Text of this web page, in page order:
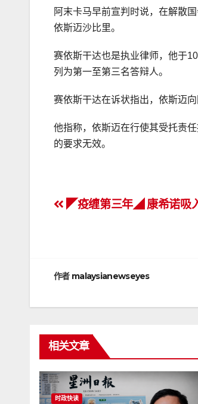
阿末卡马早前宣判时说，在解散
依斯迈沙比里。
赛依斯干达也是执业律师，他于
列为第一至第三名答辩人。
赛依斯干达在诉状指出，依斯迈
他指称，依斯迈在行使其受托责
的要求无效。
文
航
◤疫缠第三年◢ 康希诺吸
作者 malaysianewseyes
相关文章
时政快读